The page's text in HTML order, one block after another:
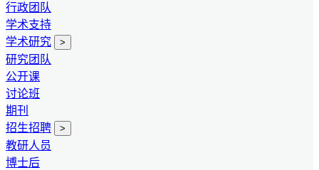
行政团队
学术支持
学术研究
>
研究团队
公开课
讨论班
期刊
招生招聘
>
教研人员
博士后